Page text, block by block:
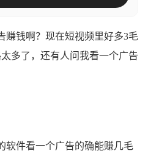
钱啊？现在短视频里好多3毛
多了，还有人问我看一个广告
件看一个广告的确能赚几毛